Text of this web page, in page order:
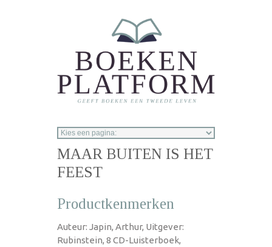
MAAR BUITEN IS HET
FEEST
Productkenmerken
Auteur: Japin, Arthur, Uitgever:
Rubinstein, 8 CD-Luisterboek,